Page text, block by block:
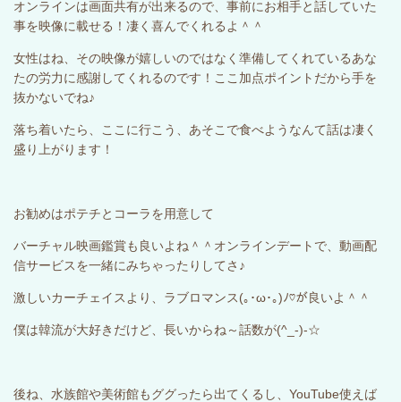
オンラインは画面共有が出来るので、事前にお相手と話していた
事を映像に載せる！凄く喜んでくれるよ＾＾
女性はね、その映像が嬉しいのではなく準備してくれているあな
たの労力に感謝してくれるのです！ここ加点ポイントだから手を
抜かないでね♪
落ち着いたら、ここに行こう、あそこで食べようなんて話は凄く
盛り上がります！
お勧めはポテチとコーラを用意して
バーチャル映画鑑賞も良いよね＾＾オンラインデートで、動画配
信サービスを一緒にみちゃったりしてさ♪
激しいカーチェイスより、ラブロマンス(｡･ω･｡)ﾉ♡が良いよ＾＾
僕は韓流が大好きだけど、長いからね～話数が(^_-)-☆
後ね、水族館や美術館もググったら出てくるし、 YouTube使えば